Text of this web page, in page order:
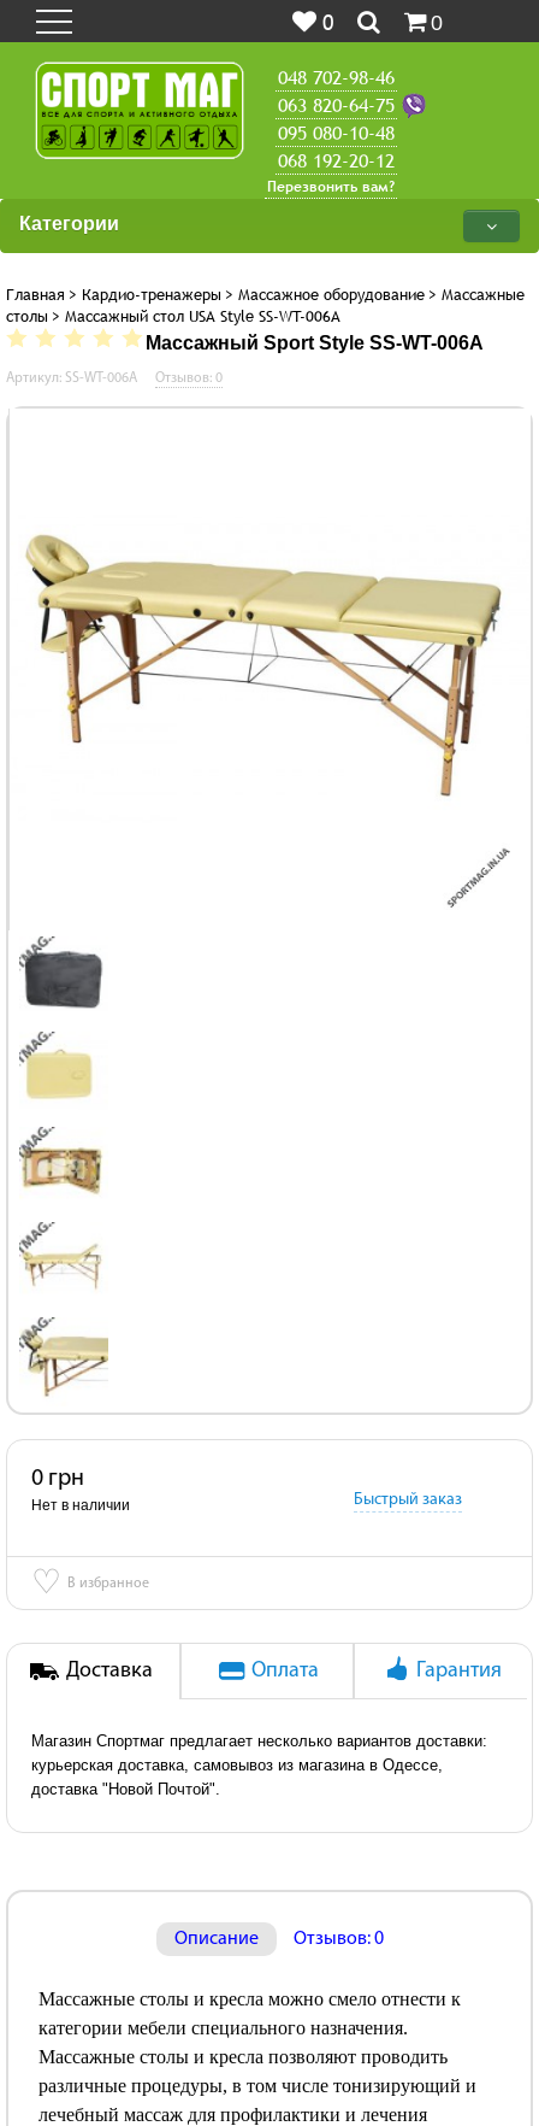
0 0
048 702-98-46
063 820-64-75
095 080-10-48
068 192-20-12
Перезвонить вам?
Категории
Главная > Кардио-тренажеры > Массажное оборудование > Массажные
столы > Массажный стол USA Style SS-WT-006A
Массажный Sport Style SS-WT-006A
Артикул: SS-WT-006A Отзывов: 0
0 грн
Нет в наличии Быстрый заказ
♡ В избранное
Доставка Оплата Гарантия
Магазин Спортмаг предлагает несколько вариантов доставки:
курьерская доставка, самовывоз из магазина в Одессе,
доставка "Новой Почтой".
Описание Отзывов: 0
Массажные столы и кресла можно смело отнести к
категории мебели специального назначения.
Массажные столы и кресла позволяют проводить
различные процедуры, в том числе тонизирующий и
лечебный массаж для профилактики и лечения